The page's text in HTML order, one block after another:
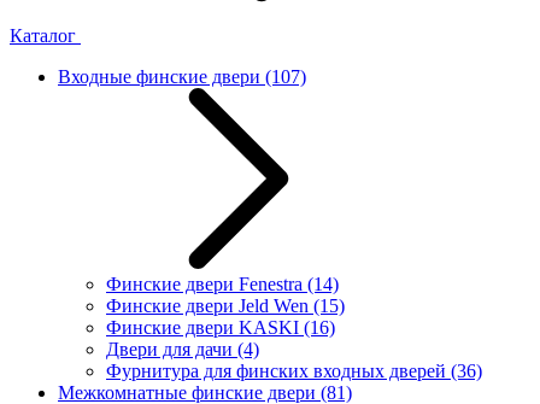
Каталог
Входные финские двери (107)
Финские двери Fenestra (14)
Финские двери Jeld Wen (15)
Финские двери KASKI (16)
Двери для дачи (4)
Фурнитура для финских входных дверей (36)
Межкомнатные финские двери (81)